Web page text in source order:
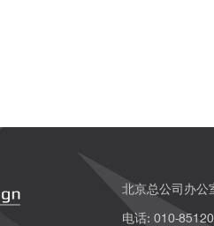
北京总公司办公
电话: 010-